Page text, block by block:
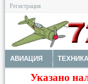
Регистрация
АВИАЦИЯ ТЕХНИКА
ДОПОЛНЕНИЯ
Указано